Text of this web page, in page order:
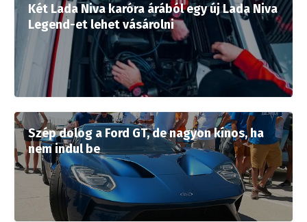
Két Lada Niva karóra árából egy új Lada Niva
Legend-et lehet vásárolni
Szép dolog a Ford GT, de nagyon kínos, ha
nem indul be